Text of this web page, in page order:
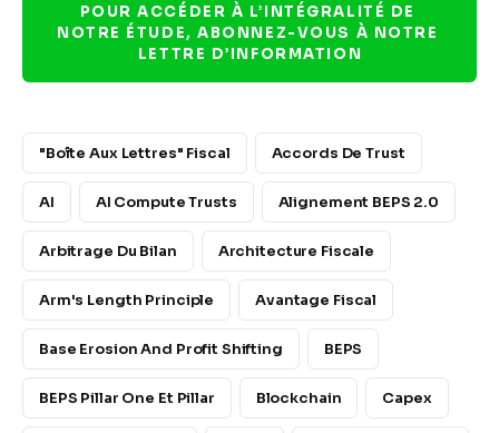
POUR ACCÉDER À L’INTÉGRALITÉ DE
NOTRE ÉTUDE, ABONNEZ-VOUS À NOTRE
LETTRE D’INFORMATION
"boîte Aux Lettres" Fiscal Accords De Trust
AI AI Compute Trusts Alignement BEPS 2.0
Arbitrage Du Bilan Architecture Fiscale
Arm's Length Principle Avantage Fiscal
Base Erosion And Profit Shifting BEPS
BEPS Pillar One Et Pillar Blockchain Capex